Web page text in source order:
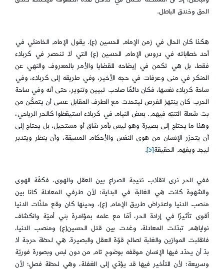
الحق وخندق الباطل.
هكذا كان الحال في زمن الإمام الحسين (ع). یقول الإمام الخامنئي في
أحد خطاباته في دروس الإمام الحسين (ع) التي لا تنحصر في كربلاء
فقط، بل هي تكمن في إيضاحه للقضايا والأمر بالمعروف والنهي عن
المنكر في منى وعرفات في حجه الأخير، وفي طريقه إلى كربلاء، وفي
ساحة كربلاء نفسها، فكان دائمًا صاحب تبيين وتنوير، حتى أنه وفي ساحة
الحرب كان ينتهز الفرص ليتحدث مع الطرف المقابل عسى أن يتمكّن من
بث شعلة التنبّه فيهم. بعض النيام في كربلاء استيقظوا كالحر الرياحي،
وهذا ما يحتاج إلى بصيرة وهو ليس بأمر شاق أو مستحيل، بل يحتاج إلى
أن يتحرّر الإنسان من هوى النفس والأحكام المسبقة، وأن ينظر ويتدبر
ليجد ويفهم الحقيقة[5]
.
ففي الحر نرى انقلاب نتيجة الصراع بين العقل والهوى، فكفّة الهوى
والشهوة كانت هي الغالبة في البداية؛ لأن طرفي المعادلة كانا بين
منصب الدنيا واعتراض طريق الإمام (ع)، وحينها كان وقع ملذّات الدنيا
أقوى تأثيرًا في إرادة الحر، أمّا مع علمه بمؤامرة بني أميّة وانكشاف
نواياهم تبدّلت المعادلة، وغدت بين قتل الحسين(ع) ومنصب الدنيا،
فانقلبت الموازين والغلبة لصالح قوّة العقل والبصيرة. هي لحظة حرجة لا
بدّ أن يحدّد فيها الإنسان موقفه بوضوح تام من دون لبس وبصورة فوريّة
وسريعة؛ لأن التأخير فيها قد يؤدّي إلى الغفلة، وهي لحظة فصلٍ؛ لأن